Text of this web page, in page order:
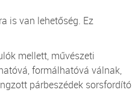
is van lehetőség. Ez
mellett, művészeti
formálhatóvá válnak,
párbeszédek sorsfordító